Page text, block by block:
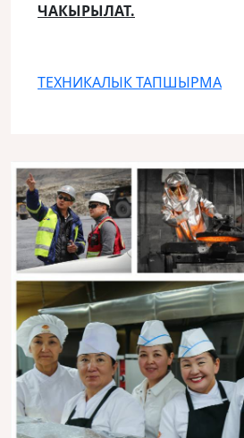
ЧАКЫРЫЛАТ.
ТЕХНИКАЛЫК ТАПШЫРМА